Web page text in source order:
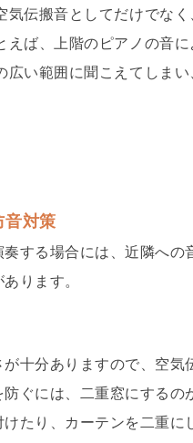
気伝搬音としてだけでな
えば、上階のピアノの音
広い範囲に聞こえてしま
音対策
する場合には、近隣への
ります。
十分ありますので、空気
ぐには、二重窓にするの
たり、カーテンを二重に